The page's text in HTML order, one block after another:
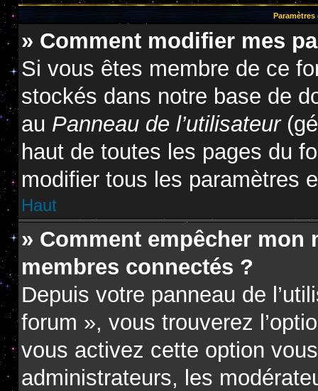
Paramètres
» Comment modifier mes
Si vous êtes membre de ce
stockés dans notre base de
au Panneau de l’utilisateur
haut de toutes les pages du
modifier tous les paramètres
Haut
» Comment empêcher mon
membres connectés ?
Depuis votre panneau de
forum », vous trouverez
vous activez cette option
administrateurs, les